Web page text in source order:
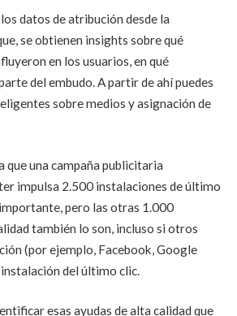
datos de atribución desde la
se obtienen insights sobre qué
en los usuarios, en qué
del embudo. A partir de ahí puedes
sobre medios y asignación de
que una campaña publicitaria
impulsa 2.500 instalaciones de último
pero las otras 1.000
también lo son, incluso si otros
(por ejemplo, Facebook, Google
del último clic.
esas ayudas de alta calidad que